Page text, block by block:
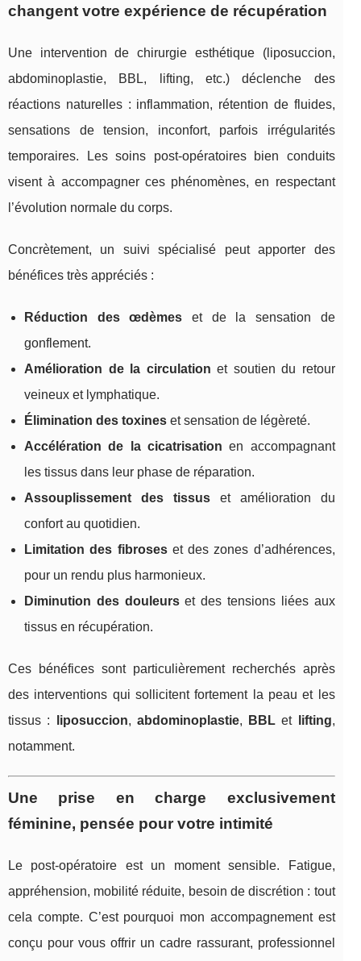
changent votre expérience de récupération
Une intervention de chirurgie esthétique (liposuccion,
abdominoplastie, BBL, lifting, etc.) déclenche des
réactions naturelles : inflammation, rétention de fluides,
sensations de tension, inconfort, parfois irrégularités
temporaires. Les soins post-opératoires bien conduits
visent à accompagner ces phénomènes, en respectant
l’évolution normale du corps.
Concrètement, un suivi spécialisé peut apporter des
bénéfices très appréciés :
Réduction des œdèmes et de la sensation de
gonflement.
Amélioration de la circulation et soutien du retour
veineux et lymphatique.
Élimination des toxines et sensation de légèreté.
Accélération de la cicatrisation en accompagnant
les tissus dans leur phase de réparation.
Assouplissement des tissuset amélioration du
confort au quotidien.
Limitation des fibroseset des zones d’adhérences,
pour un rendu plus harmonieux.
Diminution des douleurset des tensions liées aux
tissus en récupération.
Ces bénéfices sont particulièrement recherchés après
des interventions qui sollicitent fortement la peau et les
tissus :
liposuccion, abdominoplastie, BBL et lifting,
notamment.
Une prise en charge exclusivement
féminine, pensée pour votre intimité
Le post-opératoire est un moment sensible. Fatigue,
appréhension, mobilité réduite, besoin de discrétion : tout
cela compte. C’est pourquoi mon accompagnement est
conçu pour vous offrir un cadre rassurant, professionnel